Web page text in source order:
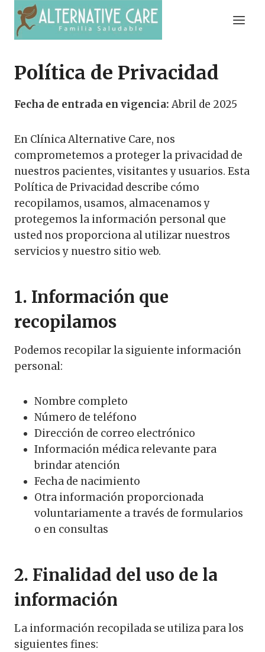
Saltar
contenido
Política de Privacidad
Fecha de entrada en vigencia: Abril de 2025
En Clínica Alternative Care, nos
comprometemos a proteger la privacidad de
nuestros pacientes, visitantes y usuarios. Esta
Política de Privacidad describe cómo
recopilamos, usamos, almacenamos y
protegemos la información personal que
usted nos proporciona al utilizar nuestros
servicios y nuestro sitio web.
1. Información que
recopilamos
Podemos recopilar la siguiente información
personal:
Nombre completo
Número de teléfono
Dirección de correo electrónico
Información médica relevante para
brindar atención
Fecha de nacimiento
Otra información proporcionada
voluntariamente a través de formularios
o en consultas
2. Finalidad del uso de la
información
La información recopilada se utiliza para los
siguientes fines: